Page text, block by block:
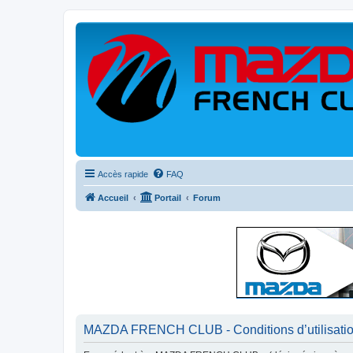
Accès rapide FAQ
Accueil Portail Forum
MAZDA FRENCH CLUB - Conditions